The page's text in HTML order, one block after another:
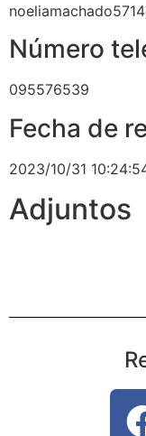
Número
095576539
Fecha de
2023/10/31
Adjuntos